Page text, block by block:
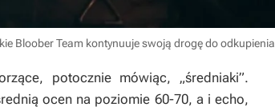
Bloober Team kontynuuje swoją drogę do odkupienia
potocznie mówiąc, „średniaki”.
ocen na poziomie 60-70, a i echo,